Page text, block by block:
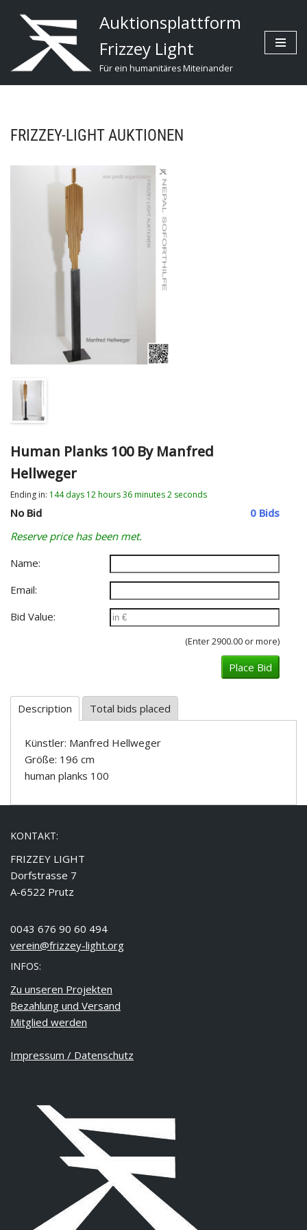
Zum
Inhalt
Auktionsplattform
Frizzey Light
Für ein humanitäres Miteinander
FRIZZEY-LIGHT AUKTIONEN
Human Planks 100 By Manfred
Hellweger
Ending in: 144days 12hours36minutes2 seconds
No Bid
0 Bids
Reserve price has been met.
Name:
Email:
Bid Value:
(Enter 2900.00 or more)
Description Total bids placed
Künstler: Manfred Hellweger
Größe: 196 cm
human planks 100
KONTAKT:
FRIZZEY LIGHT
Dorfstrasse 7
A-6522 Prutz
0043 676 90 60 494
verein@frizzey-light.org
INFOS:
Zu unseren Projekten
Bezahlung und Versand
Mitglied werden
Impressum / Datenschutz